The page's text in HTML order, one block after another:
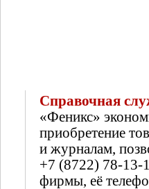
Справочная
«Феникс»
приобретение
и журналам,
+7 (8722) 78-13-
фирмы, её